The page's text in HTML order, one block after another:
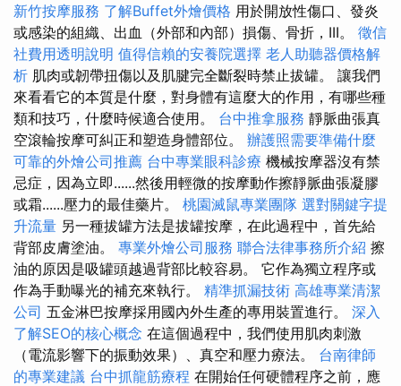
新竹按摩服務 了解Buffet外燴價格 用於開放性傷口、發炎
或感染的組織、出血（外部和內部）損傷、骨折，III。 徵信
社費用透明說明 值得信賴的安養院選擇 老人助聽器價格解
析 肌肉或韌帶扭傷以及肌腱完全斷裂時禁止拔罐。 讓我們
來看看它的本質是什麼，對身體有這麼大的作用，有哪些種
類和技巧，什麼時候適合使用。 台中推拿服務 靜脈曲張真
空滾輪按摩可糾正和塑造身體部位。 辦護照需要準備什麼
可靠的外燴公司推薦 台中專業眼科診療 機械按摩器沒有禁
忌症，因為立即......然後用輕微的按摩動作擦靜脈曲張凝膠
或霜......壓力的最佳藥片。 桃園滅鼠專業團隊 選對關鍵字提
升流量 另一種拔罐方法是拔罐按摩，在此過程中，首先給
背部皮膚塗油。 專業外燴公司服務 聯合法律事務所介紹 擦
油的原因是吸罐頭越過背部比較容易。 它作為獨立程序或
作為手動曝光的補充來執行。 精準抓漏技術 高雄專業清潔
公司 五金淋巴按摩採用國內外生產的專用裝置進行。 深入
了解SEO的核心概念 在這個過程中，我們使用肌肉刺激
（電流影響下的振動效果）、真空和壓力療法。 台南律師
的專業建議 台中抓龍筋療程 在開始任何硬體程序之前，應